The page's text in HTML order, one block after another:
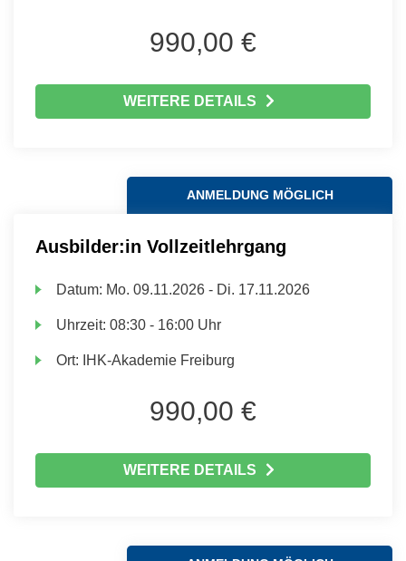
990,00 €
WEITERE DETAILS
ANMELDUNG MÖGLICH
Ausbilder:in Vollzeitlehrgang
Datum: Mo. 09.11.2026 - Di. 17.11.2026
Uhrzeit:08:30 - 16:00 Uhr
Ort: IHK-Akademie Freiburg
990,00 €
WEITERE DETAILS